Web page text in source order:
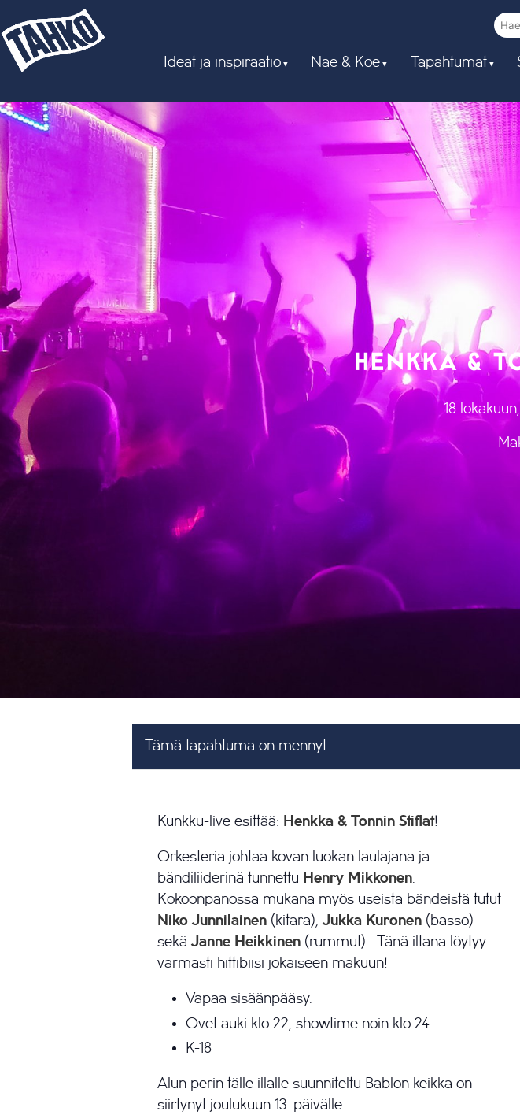
Ideat ja inspiraatio Näe & Koe Tapahtumat
HENKKA &
18
Tämä tapahtuma on mennyt.
Kunkku-live esittää: Henkka & Tonnin Stiflat!
Orkesteria johtaa kovan luokan laulajana ja
bändiliiderinä tunnettu Henry Mikkonen
Kokoonpanossa mukana myös useista bändeistä tutut
Niko Junnilainen (kitara), Jukka Kuronen (basso)
sekä Janne Heikkinen (rummut). Tänä iltana löytyy
varmasti hittibiisi jokaiseen makuun!
Vapaa sisäänpääsy.
Ovet auki klo 22, showtime noin klo 24.
K-18
Alun perin tälle illalle suunniteltu Bablon keikka on
siirtynyt joulukuun 13. päivälle.